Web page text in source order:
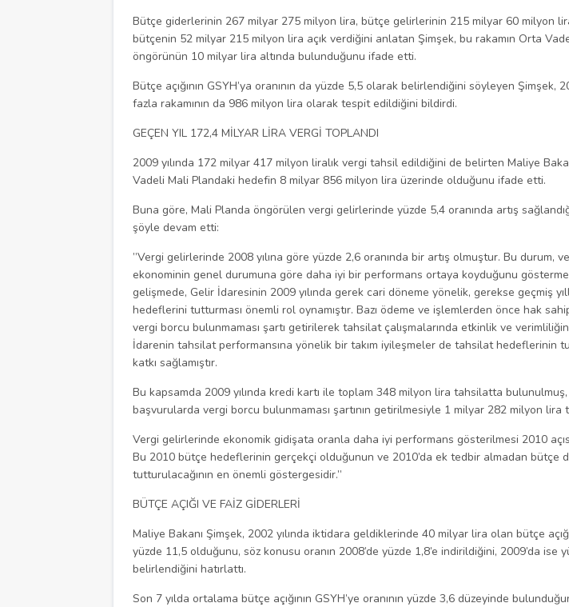
Bütçe giderlerinin 267 milyar 275 milyon lira, bütçe gelirlerinin 215 milyar 60 milyon
bütçenin 52 milyar 215 milyon lira açık verdiğini anlatan Şimşek, bu rakamın Orta
öngörünün 10 milyar lira altında bulunduğunu ifade etti.
Bütçe açığının GSYH’ya oranının da yüzde 5,5 olarak belirlendiğini söyleyen Şimşek,
fazla rakamının da 986 milyon lira olarak tespit edildiğini bildirdi.
GEÇEN YIL 172,4 MİLYAR LİRA VERGİ TOPLANDI
2009 yılında 172 milyar 417 milyon liralık vergi tahsil edildiğini de belirten Maliye
Vadeli Mali Plandaki hedefin 8 milyar 856 milyon lira üzerinde olduğunu ifade etti.
Buna göre, Mali Planda öngörülen vergi gelirlerinde yüzde 5,4 oranında artış
şöyle devam etti:
”Vergi gelirlerinde 2008 yılına göre yüzde 2,6 oranında bir artış olmuştur. Bu durum,
ekonominin genel durumuna göre daha iyi bir performans ortaya koyduğunu
gelişmede, Gelir İdaresinin 2009 yılında gerek cari döneme yönelik, gerekse geçmiş
hedeflerini tutturması önemli rol oynamıştır. Bazı ödeme ve işlemlerden önce hak
vergi borcu bulunmaması şartı getirilerek tahsilat çalışmalarında etkinlik ve verimliliğin
İdarenin tahsilat performansına yönelik bir takım iyileşmeler de tahsilat hedeflerinin
katkı sağlamıştır.
Bu kapsamda 2009 yılında kredi kartı ile toplam 348 milyon lira tahsilatta
başvurularda vergi borcu bulunmaması şartının getirilmesiyle 1 milyar 282 milyon lira
Vergi gelirlerinde ekonomik gidişata oranla daha iyi performans gösterilmesi 2010
Bu 2010 bütçe hedeflerinin gerçekçi olduğunun ve 2010’da ek tedbir almadan bütçe
tutturulacağının en önemli göstergesidir.”
BÜTÇE AÇIĞI VE FAİZ GİDERLERİ
Maliye Bakanı Şimşek, 2002 yılında iktidara geldiklerinde 40 milyar lira olan bütçe
yüzde 11,5 olduğunu, söz konusu oranın 2008’de yüzde 1,8’e indirildiğini, 2009’da ise
belirlendiğini hatırlattı.
Son 7 yılda ortalama bütçe açığının GSYH’ye oranının yüzde 3,6 düzeyinde